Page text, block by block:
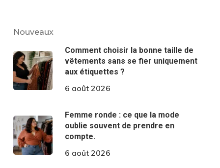
Nouveaux
Comment choisir la bonne taille de
vêtements sans se fier uniquement
aux étiquettes ?
6 août 2026
Femme ronde : ce que la mode
oublie souvent de prendre en
compte.
6 août 2026